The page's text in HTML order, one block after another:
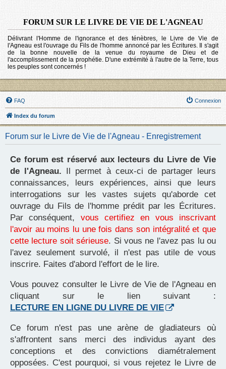
FORUM SUR LE LIVRE DE VIE DE L'AGNEAU
Délivrant l'Homme de l'ignorance et des ténèbres, le Livre de Vie de
l'Agneau est l'ouvrage du Fils de l'homme annoncé par les Écritures. Il s'agit
de la bonne nouvelle de la venue du royaume de Dieu et de
l'accomplissement de la prophétie. D'une extrémité à l'autre de la Terre, tous
les peuples sont concernés !
FAQ Connexion
Index du forum
Forum sur le Livre de Vie de l'Agneau - Enregistrement
Ce forum est réservé aux lecteurs du Livre de Vie
de l'Agneau. Il permet à ceux-ci de partager leurs
connaissances, leurs expériences, ainsi que leurs
interrogations sur les vastes sujets qu'aborde cet
ouvrage du Fils de l'homme prédit par les Écritures.
Par conséquent, vous certifiez en vous inscrivant
l'avoir au moins lu une fois dans son intégralité et que
cette lecture soit sérieuse. Si vous ne l'avez pas lu ou
l'avez seulement survolé, il n'est pas utile de vous
inscrire. Faites d'abord l'effort de le lire.
Vous pouvez consulter le Livre de Vie de l'Agneau en
cliquant sur le lien suivant :
LECTURE EN LIGNE DU LIVRE DE VIE
Ce forum n'est pas une arène de gladiateurs où
s'affrontent sans merci des individus ayant des
conceptions et des convictions diamétralement
opposées. C'est pourquoi, si vous rejetez le Livre de